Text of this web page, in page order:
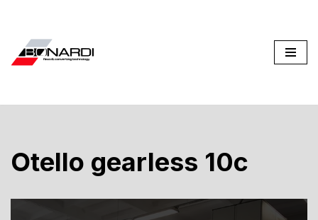
al
Otello gearless 10c